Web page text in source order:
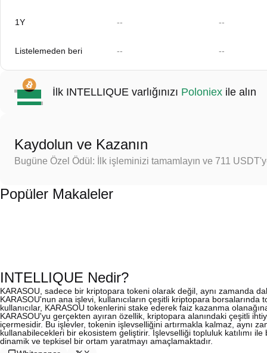
1Y -- --
Listelemeden beri -- --
İlk INTELLIQUE varlığınızı Poloniex ile alın
Kaydolun ve Kazanın
Bugüne Özel Ödül: İlk işleminizi tamamlayın ve 711
Popüler Makaleler
INTELLIQUE Nedir?
KARASOU, sadece bir kriptopara tokeni olarak değil, aynı zamanda
KARASOU'nun ana işlevi, kullanıcıların çeşitli kriptopara borsalarında
kullanıcılar, KARASOU tokenlerini stake ederek faiz kazanma
KARASOU'yu gerçekten ayıran özellik, kriptopara alanındaki çeşitli
içermesidir. Bu işlevler, tokenin işlevselliğini artırmakla kalmaz, aynı
kullanabilecekleri bir ekosistem geliştirir. İşlevselliği topluluk katılımı
dinamik ve tepkisel bir ortam yaratmayı amaçlamaktadır.